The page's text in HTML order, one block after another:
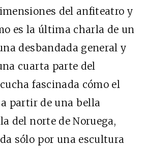
del anfiteatro y
es la última charla de un
desbandada general y
cuarta parte del
fascinada cómo el
partir de una bella
del norte de Noruega,
sólo por una escultura